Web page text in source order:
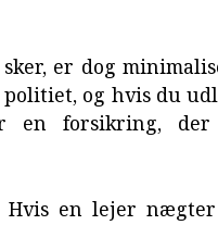
er dog
og hvis du
en forsikring,
Hvis en lejer